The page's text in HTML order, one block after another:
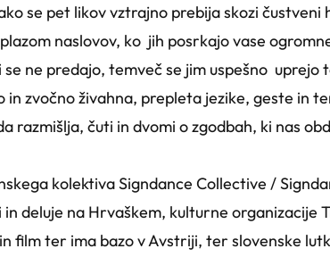
se pet likov vztrajno prebija skozi
naslovov, ko jih posrkajo vase
ne predajo, temveč se jim uspešno uprejo
in zvočno živahna, prepleta jezike, geste in
razmišlja, čuti in dvomi o zgodbah, ki nas
kolektiva Signdance Collective /
in deluje na Hrvaškem, kulturne
film ter ima bazo v Avstriji, ter slovenske